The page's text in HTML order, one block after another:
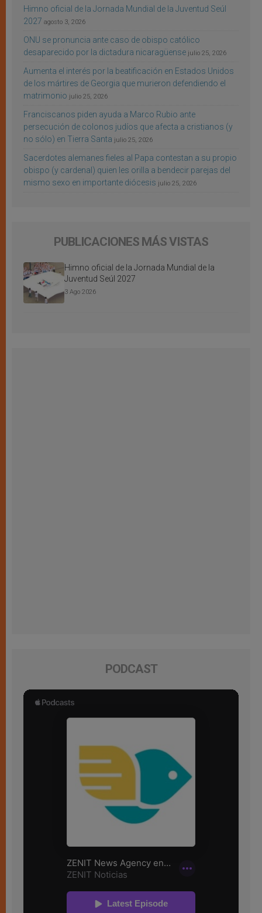
Himno oficial de la Jornada Mundial de la Juventud Seúl
2027 agosto 3, 2026
ONU se pronuncia ante caso de obispo católico
desaparecido por la dictadura nicaragüense julio 25, 2026
Aumenta el interés por la beatificación en Estados Unidos
de los mártires de Georgia que murieron defendiendo el
matrimonio julio 25, 2026
Franciscanos piden ayuda a Marco Rubio ante
persecución de colonos judíos que afecta a cristianos (y
no sólo) en Tierra Santa julio 25, 2026
Sacerdotes alemanes fieles al Papa contestan a su propio
obispo (y cardenal) quien les orilla a bendecir parejas del
mismo sexo en importante diócesis julio 25, 2026
PUBLICACIONES MÁS VISTAS
Himno oficial de la Jornada Mundial de la
Juventud Seúl 2027
3 Ago 2026
PODCAST